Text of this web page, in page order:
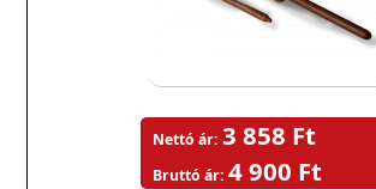
Nettó ár: 3 858 Ft
Bruttó ár: 4 900 Ft